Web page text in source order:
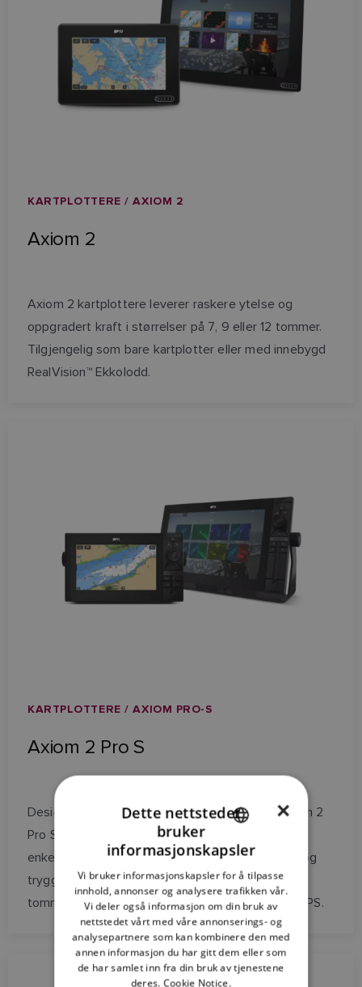
KARTPLOTTERE / AXIOM 2
Axiom 2
Axiom 2 kartplottere leverer raskere ytelse og
oppgradert kraft i størrelser på 7, 9 eller 12 tommer.
Tilgjengelig som bare kartplotter eller med innebygd
RealVision™ Ekkolodd.
KARTPLOTTERE / AXIOM PRO-S
Axiom 2 Pro S
Designet for cruising og seiling, kombinerer Axiom 2
Pro S kartplottere kraftig ytelse med innebygd
enkelkanals ekkolodd for pålitelig dybdekontroll og
trygg navigasjon. Tilgjengelig i 9-, 12- eller 16-
tommers sollyslesbare skjermer med innebygd GPS.
DANISH
ITALIAN
SWEDISH
GERMAN
×
Dette nettstedet
bruker
informasjonskapsler
Vi bruker informasjonskapsler for å tilpasse
innhold, annonser og analysere trafikken vår.
Vi deler også informasjon om din bruk av
nettstedet vårt med våre annonserings- og
analysepartnere som kan kombinere den med
annen informasjon du har gitt dem eller som
de har samlet inn fra din bruk av tjenestene
deres. Cookie Notice.